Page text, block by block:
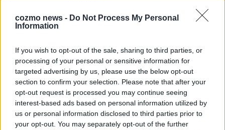
cozmo news - Do Not Process My Personal
Information
If you wish to opt-out of the sale, sharing to third parties, or
processing of your personal or sensitive information for
targeted advertising by us, please use the below opt-out
section to confirm your selection. Please note that after your
opt-out request is processed you may continue seeing
interest-based ads based on personal information utilized by
us or personal information disclosed to third parties prior to
your opt-out. You may separately opt-out of the further
KEINE NEWS MEHR VERPASSEN